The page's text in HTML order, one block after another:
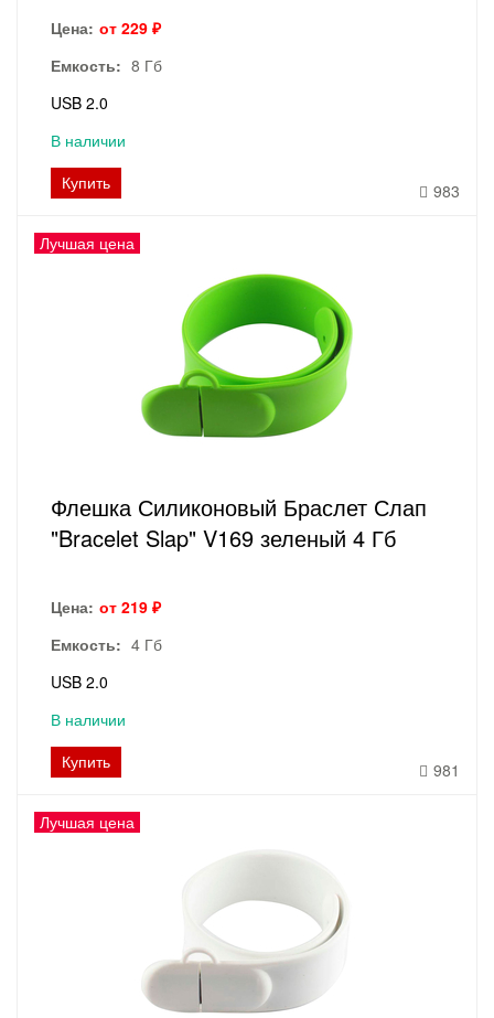
Цена: от 229 ₽
Емкость: 8 Гб
USB 2.0
В наличии
Купить
983
Лучшая цена
Флешка Силиконовый Браслет Слап
"Bracelet Slap" V169 зеленый 4 Гб
Цена: от 219 ₽
Емкость: 4 Гб
USB 2.0
В наличии
Купить
981
Лучшая цена